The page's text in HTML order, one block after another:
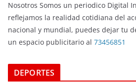
Nosotros Somos un periodico Digital
reflejamos la realidad cotidiana del
nacional y mundial, puedes dejar tu
un espacio publicitario al 73456851
DEPORTES